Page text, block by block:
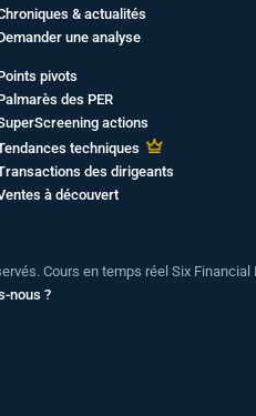
& actualités
une analyse
pivots
des PER
actions
techniques
des dirigeants
à découvert
Cours en temps réel Six
nous ?